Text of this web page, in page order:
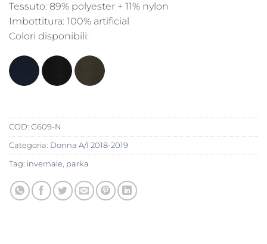
Tessuto: 89% polyester + 11% nylon
Imbottitura: 100% artificial
Colori disponibili:
COD: G609-N
Categoria: Donna A/I 2018-2019
Tag: invernale, parka